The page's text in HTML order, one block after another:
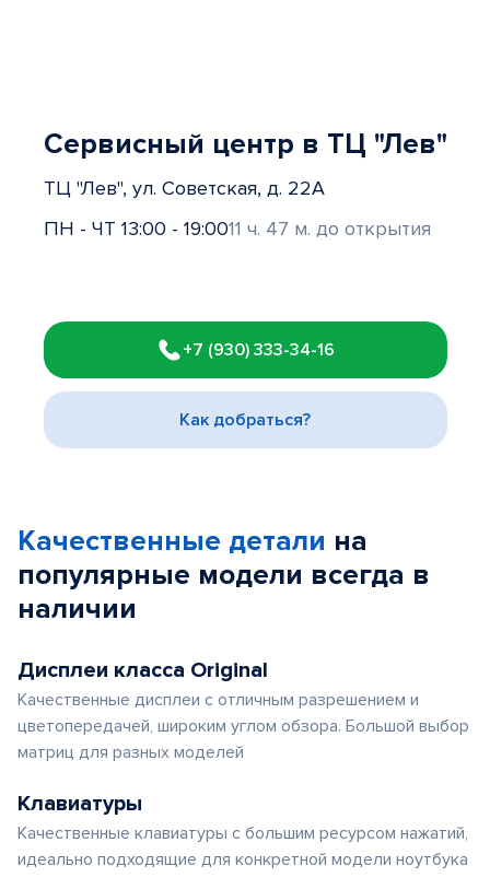
Сервисный центр в ТЦ "Лев"
ТЦ "Лев", ул. Советская, д. 22А
ПН - ЧТ 13:00 - 19:0011 ч. 47 м. до открытия
1
of
3
+7 (930) 333-34-16
Как добраться?
Качественные детали на
популярные модели всегда в
наличии
Дисплеи класса Original
Качественные дисплеи с отличным разрешением и
цветопередачей, широким углом обзора. Большой выбор
матриц для разных моделей
Клавиатуры
Качественные клавиатуры с большим ресурсом нажатий,
идеально подходящие для конкретной модели ноутбука